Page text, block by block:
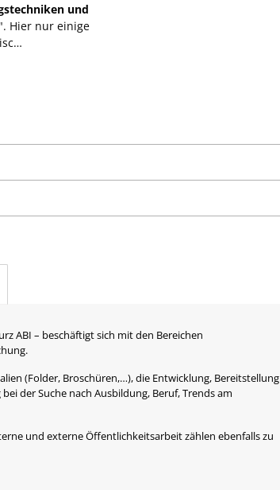
und
Hier nur einige
ABI – beschäftigt sich mit den Bereichen
(Folder, Broschüren,…), die Entwicklung, Bereitstellung
der Suche nach Ausbildung, Beruf, Trends am
und externe Öffentlichkeitsarbeit zählen ebenfalls zu